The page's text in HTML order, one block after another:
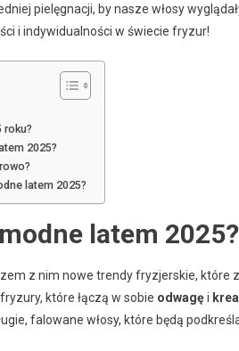
pielęgnacji, by nasze włosy
i indywidualności w świecie fryzur!
roku?
2025?
latem 2025?
latem 2025?
z nim nowe trendy fryzjerskie, które
które łączą w sobie odwagęi
falowane włosy, które będą